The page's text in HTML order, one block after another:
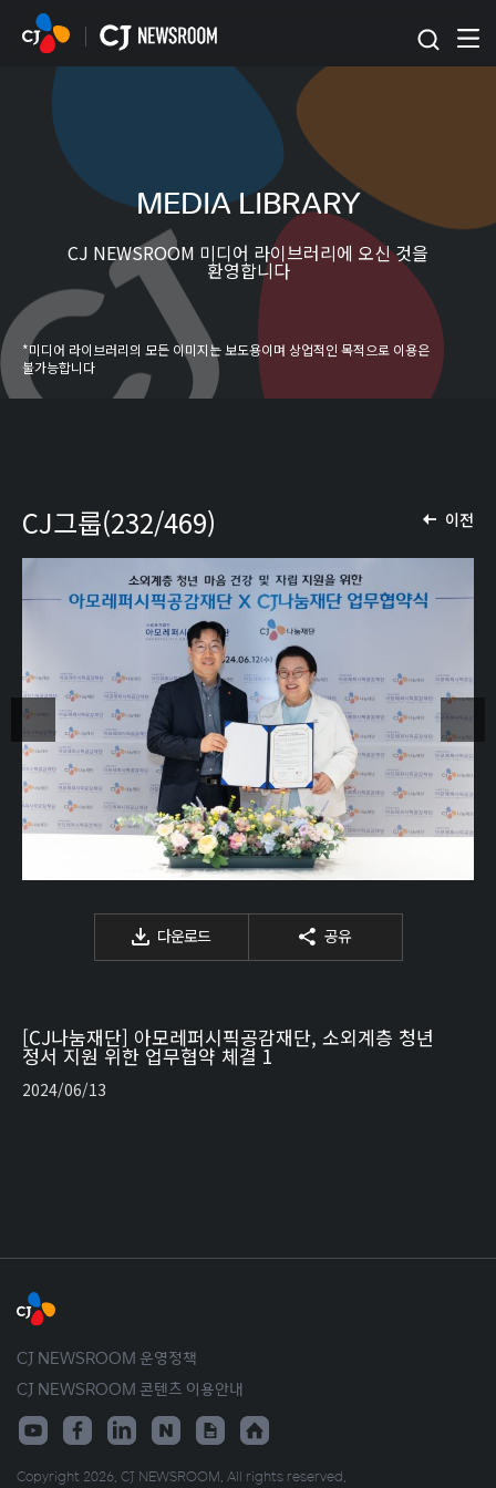
본문 바로가기
MEDIA LIBRARY
CJ NEWSROOM 미디어 라이브러리에 오신 것을
환영합니다
*미디어 라이브러리의 모든 이미지는 보도용이며 상업적인 목적으로 이용은
불가능합니다
이전
CJ그룹(232/469)
다운로드 공유
[CJ나눔재단] 아모레퍼시픽공감재단, 소외계층 청년
정서 지원 위한 업무협약 체결 1
2024/06/13
CJ NEWSROOM 운영정책
CJ NEWSROOM 콘텐츠 이용안내
Copyright 2026. CJ NEWSROOM. All rights reserved.